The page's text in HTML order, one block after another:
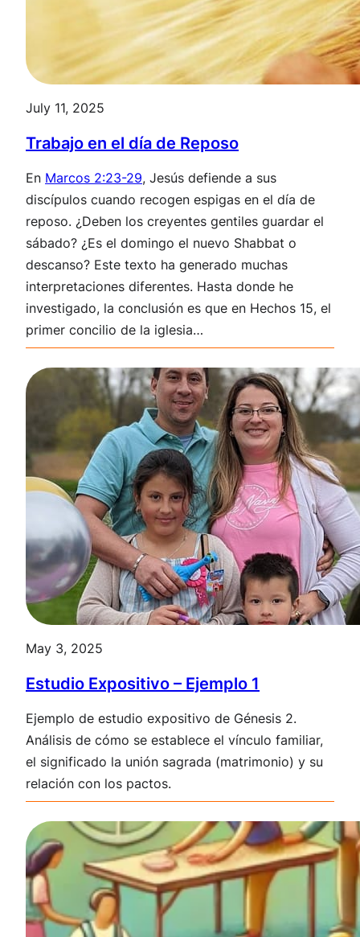
July 11, 2025
Trabajo en el día de Reposo
En Marcos 2:23-29, Jesús defiende a sus
discípulos cuando recogen espigas en el día de
reposo. ¿Deben los creyentes gentiles guardar el
sábado? ¿Es el domingo el nuevo Shabbat o
descanso? Este texto ha generado muchas
interpretaciones diferentes. Hasta donde he
investigado, la conclusión es que en Hechos 15, el
primer concilio de la iglesia…
May 3, 2025
Estudio Expositivo – Ejemplo 1
Ejemplo de estudio expositivo de Génesis 2.
Análisis de cómo se establece el vínculo familiar,
el significado la unión sagrada (matrimonio) y su
relación con los pactos.